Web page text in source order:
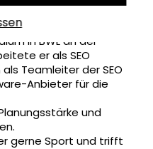
in BWL an der
er als SEO
Teamleiter der SEO
Anbieter für die
und
gerne Sport und trifft